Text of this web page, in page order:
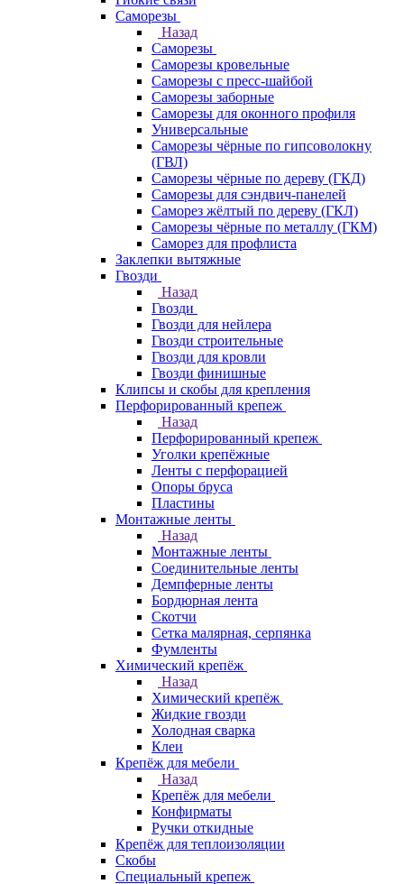
Саморезы
Назад
Саморезы
Саморезы кровельные
Саморезы с пресс-шайбой
Саморезы заборные
Саморезы для оконного профиля
Универсальные
Саморезы чёрные по гипсоволокну
(ГВЛ)
Саморезы чёрные по дереву (ГКД)
Саморезы для сэндвич-панелей
Саморез жёлтый по дереву (ГКЛ)
Саморезы чёрные по металлу (ГКМ)
Саморез для профлиста
Заклепки вытяжные
Гвозди
Назад
Гвозди
Гвозди для нейлера
Гвозди строительные
Гвозди для кровли
Гвозди финишные
Клипсы и скобы для крепления
Перфорированный крепеж
Назад
Перфорированный крепеж
Уголки крепёжные
Ленты с перфорацией
Опоры бруса
Пластины
Монтажные ленты
Назад
Монтажные ленты
Соединительные ленты
Демпферные ленты
Бордюрная лента
Скотчи
Сетка малярная, серпянка
Фумленты
Химический крепёж
Назад
Химический крепёж
Жидкие гвозди
Холодная сварка
Клеи
Крепёж для мебели
Назад
Крепёж для мебели
Конфирматы
Ручки откидные
Крепёж для теплоизоляции
Скобы
Специальный крепеж